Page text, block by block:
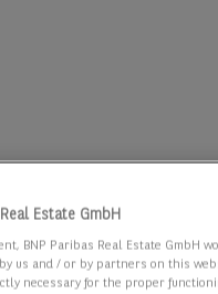
Estate GmbH
BNP Paribas Real Estate GmbH
us and / or by partners on this
necessary for the proper